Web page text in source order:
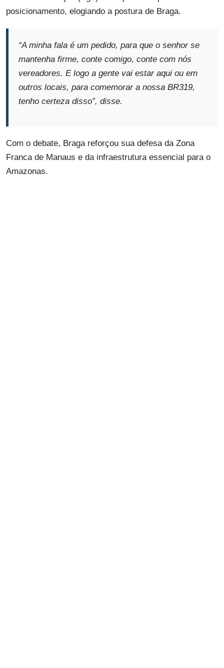
posicionamento, elogiando a postura de Braga.
“A minha fala é um pedido, para que o senhor se
mantenha firme, conte comigo, conte com nós
vereadores. E logo a gente vai estar aqui ou em
outros locais, para comemorar a nossa BR319,
tenho certeza disso”, disse.
Com o debate, Braga reforçou sua defesa da Zona
Franca de Manaus e da infraestrutura essencial para o
Amazonas.